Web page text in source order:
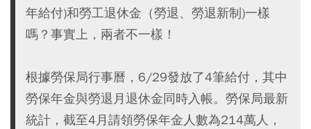
年給付)和勞工退休金（勞退、勞退新制)一樣
嗎？事實上，兩者不一樣！
根據勞保局行事曆，6/29發放了4筆給付，其中
勞保年金與勞退月退休金同時入帳。勞保局最新
統計，截至4月請領勞保年金人數為214萬人，